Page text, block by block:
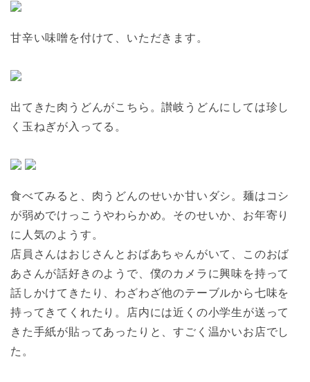
甘辛い味噌を付けて、いただきます。
出てきた肉うどんがこちら。讃岐うどんにしては珍し
く玉ねぎが入ってる。
食べてみると、肉うどんのせいか甘いダシ。麺はコシ
が弱めでけっこうやわらかめ。そのせいか、お年寄り
に人気のようす。
店員さんはおじさんとおばあちゃんがいて、このおば
あさんが話好きのようで、僕のカメラに興味を持って
話しかけてきたり、わざわざ他のテーブルから七味を
持ってきてくれたり。店内には近くの小学生が送って
きた手紙が貼ってあったりと、すごく温かいお店でし
た。